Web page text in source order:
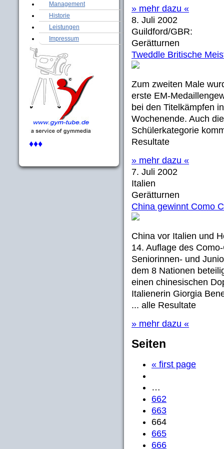
Management
Historie
Leistungen
Impressum
♦♦♦
» mehr dazu «
8. Juli 2002
Guildford/GBR:
Gerätturnen
Tweddle Britische
Zum zweiten Male
erste EM-
bei den Titelkämpfen
Wochenende. Auch
Schülerkategorie
Resultate
» mehr dazu «
7. Juli 2002
Italien
Gerätturnen
China gewinnt Como
China vor Italien und
14. Auflage des
Seniorinnen- und
dem 8 Nationen
einen chinesischen
Italienerin Giorgia
... alle Resultate
» mehr dazu «
Seiten
« first page
…
662
663
664
665
666